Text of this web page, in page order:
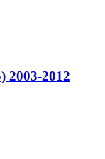
2003-2012